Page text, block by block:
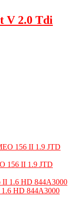
V 2.0 Tdi
156 II 1.9 JTD
HD 844A3000